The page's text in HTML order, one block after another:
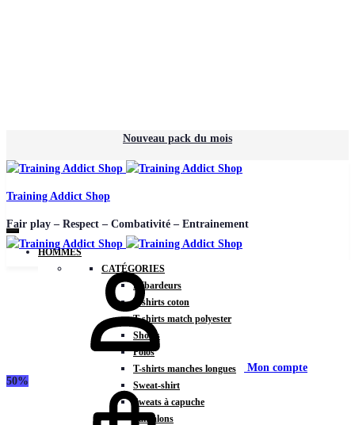
Nouveau pack du mois
Training Addict Shop
Fair play – Respect – Combativité – Entrainement
HOMMES
CATÉGORIES
Débardeurs
T-shirts coton
T-shirts match polyester
Shorts
Polos
T-shirts manches longues
Sweat-shirt
Sweats à capuche
Pantalons
Mon compte
50%